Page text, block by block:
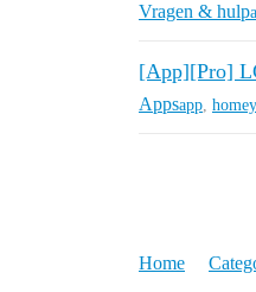
Vragen & hulp
[App][Pro]
Appsapp
Home